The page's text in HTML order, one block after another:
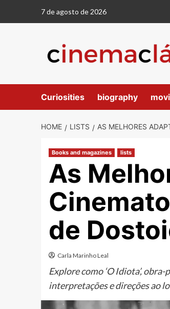
7 de agosto de 2026
Curiosities biography
HOME LISTS AS MELHORES
Books and magazines lists
As
de
Carla Marinho Leal
Explore como ‘O Idiota’,
interpretações e direções ao